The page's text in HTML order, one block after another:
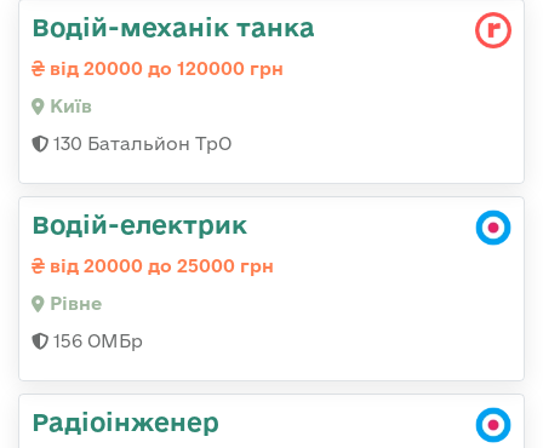
Водій-механік танка
від 20000 до 120000 грн
Київ
130 Батальйон ТрО
Водій-електрик
від 20000 до 25000 грн
Рівне
156 ОМБр
Радіоінженер